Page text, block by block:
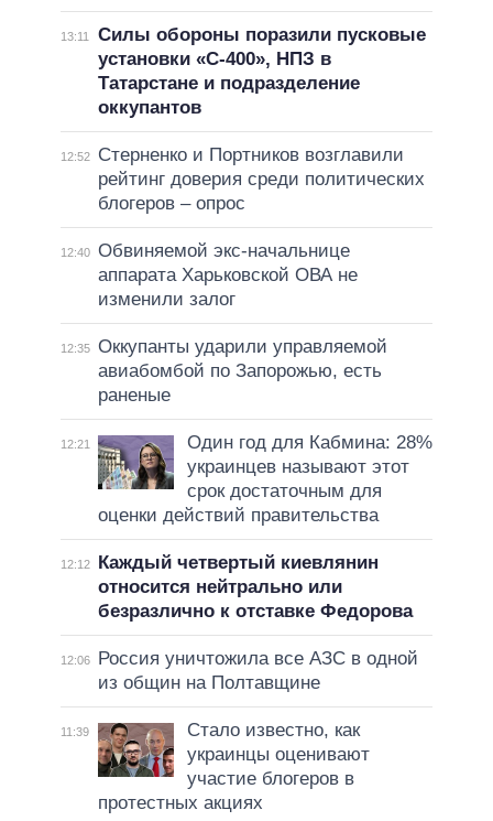
13:11
Силы обороны поразили пусковые
установки «С-400», НПЗ в
Татарстане и подразделение
оккупантов
12:52
Стерненко и Портников возглавили
рейтинг доверия среди политических
блогеров – опрос
12:40 Обвиняемой экс-начальнице
аппарата Харьковской ОВА не
изменили залог
12:35 Оккупанты ударили управляемой
авиабомбой по Запорожью, есть
раненые
12:21
Один год для Кабмина: 28%
украинцев называют этот
срок достаточным для
оценки действий правительства
12:12
Каждый четвертый киевлянин
относится нейтрально или
безразлично к отставке Федорова
12:06
Россия уничтожила все АЗС в одной
из общин на Полтавщине
11:39
Стало известно, как
украинцы оценивают
участие блогеров в
протестных акциях